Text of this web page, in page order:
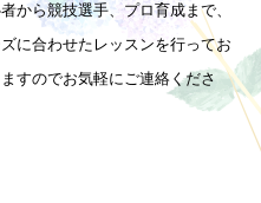
から競技選手、プロ育成まで、
に合わせたレッスンを行ってお
すのでお気軽にご連絡くださ